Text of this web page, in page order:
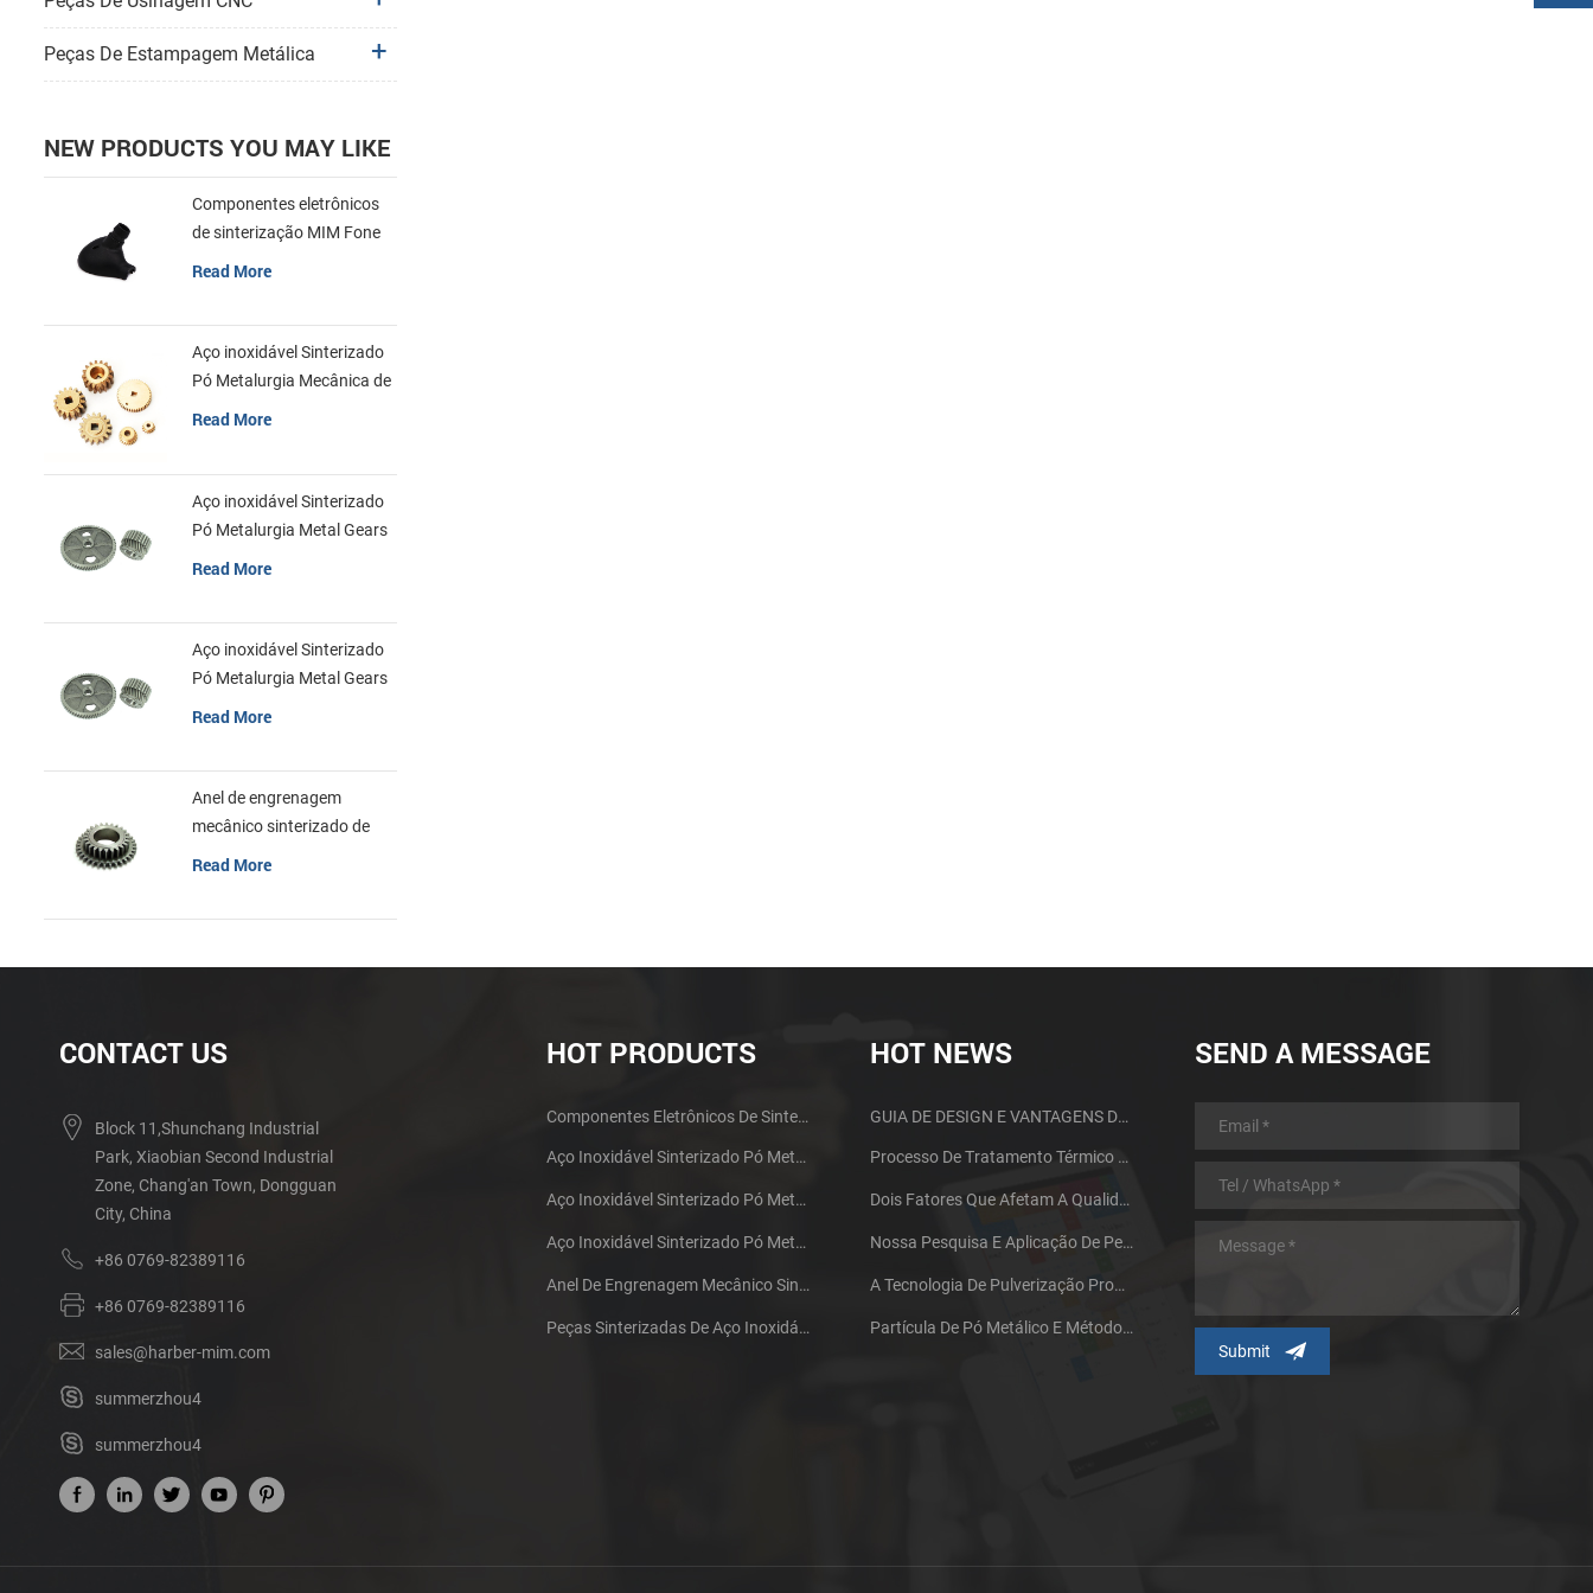
Peças De Estampagem Metálica
NEW PRODUCTS YOU MAY LIKE
Componentes eletrônicos
de sinterização MIM Fone
de ouvido Shell Metal Parts
Read More
Aço inoxidável Sinterizado
Pó Metalurgia Mecânica de
Latão Engrenagem
Read More
Aço inoxidável Sinterizado
Pó Metalurgia Metal Gears
Read More
Aço inoxidável Sinterizado
Pó Metalurgia Metal Gears
Read More
Anel de engrenagem
mecânico sinterizado de
aço inoxidável da
Read More
CONTACT US
Block 11,Shunchang Industrial
Park, Xiaobian Second Industrial
Zone, Chang'an Town, Dongguan
City, China
+86 0769-82389116
+86 0769-82389116
sales@harber-mim.com
summerzhou4
summerzhou4
HOT PRODUCTS
Componentes Eletrônicos De Sinterização MIM Fone De Ouvido Shell Metal Parts
Aço Inoxidável Sinterizado Pó Metalurgia Mecânica De Latão Engrenagem
Aço Inoxidável Sinterizado Pó Metalurgia Metal Gears
Aço Inoxidável Sinterizado Pó Metalurgia Metal Gears
Anel De Engrenagem Mecânico Sinterizado De Aço Inoxidável Da Metalurgia Do Pó
Peças Sinterizadas De Aço Inoxidável Da Metalurgia Do Pó Da Engrenagem Do Ferro
HOT NEWS
GUIA DE DESIGN E VANTAGENS DA MIM PARTS
Processo De Tratamento Térmico Do Metal Da Metalurgia Do Pó
Dois Fatores Que Afetam A Qualidade De Sinterização De Produtos De Metalurgia Do Pó
Nossa Pesquisa E Aplicação De Peças De Moldagem Por Injeção De Metal De Tamanho Grande
A Tecnologia De Pulverização Promove O Desenvolvimento Do Processo De Moldagem Por Injeção De Pó Metálico
Partícula De Pó Metálico E Métodos De Fabricação Influenciando Na Tecnologia MIM
SEND A MESSAGE